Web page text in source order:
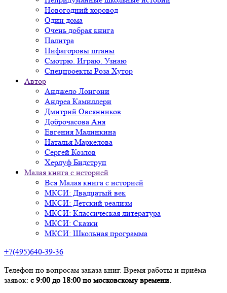
Новогодний хоровод
Один дома
Очень добрая книга
Палитра
Пифагоровы штаны
Смотрю. Играю. Узнаю
Спецпроекты Роза Хутор
Автор
Анджело Лонгони
Андреа Камиллери
Дмитрий Овсянников
Доброчасова Аня
Евгения Малинкина
Наталья Маркелова
Сергей Козлов
Херлуф Бидструп
Малая книга с историей
Вся Малая книга с историей
МКСИ: Двадцатый век
МКСИ: Детский реализм
МКСИ: Классическая литература
МКСИ: Сказки
МКСИ: Школьная программа
+7(495)640-39-36
Телефон по вопросам заказа книг. Время работы и приёма
заявок: с 9:00 до 18:00 по московскому времени.